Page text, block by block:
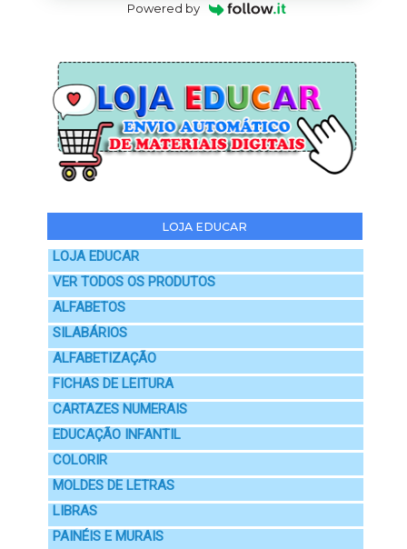
Powered by
LOJA EDUCAR
LOJA EDUCAR
VER TODOS OS PRODUTOS
ALFABETOS
SILABÁRIOS
ALFABETIZAÇÃO
FICHAS DE LEITURA
CARTAZES NUMERAIS
EDUCAÇÃO INFANTIL
COLORIR
MOLDES DE LETRAS
LIBRAS
PAINÉIS E MURAIS